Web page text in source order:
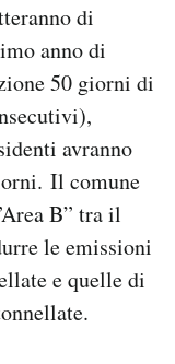
di
anno di
50 giorni di
avranno
Il comune
B” tra il
le emissioni
e quelle di